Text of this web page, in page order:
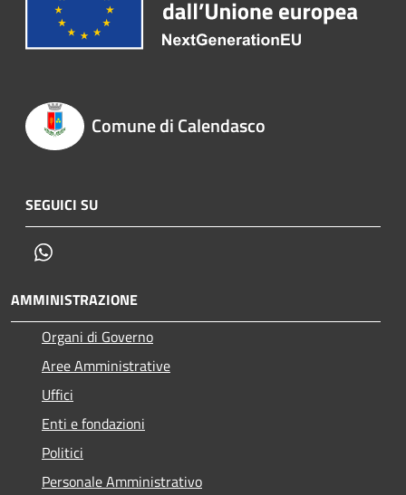
Comune di Calendasco
SEGUICI SU
AMMINISTRAZIONE
Organi di Governo
Aree Amministrative
Uffici
Enti e fondazioni
Politici
Personale Amministrativo